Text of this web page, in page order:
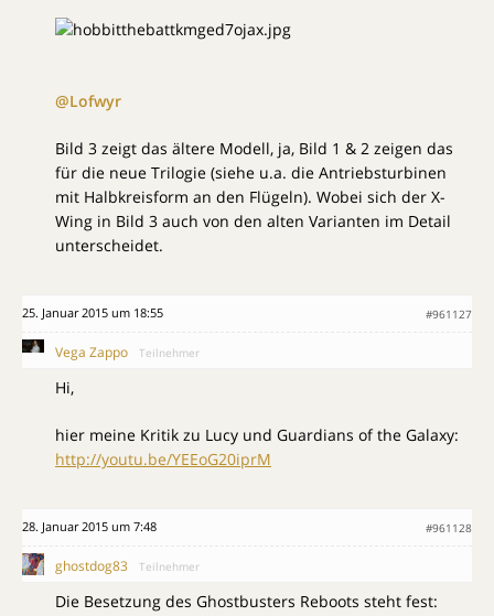
@Lofwyr
Bild 3 zeigt das ältere Modell, ja, Bild 1 & 2 zeigen das
für die neue Trilogie (siehe u.a. die Antriebsturbinen
mit Halbkreisform an den Flügeln). Wobei sich der X-
Wing in Bild 3 auch von den alten Varianten im Detail
unterscheidet.
25. Januar 2015 um 18:55 #961127
Vega Zappo Teilnehmer
Hi,
hier meine Kritik zu Lucy und Guardians of the Galaxy:
http://youtu.be/YEEoG20iprM
28. Januar 2015 um 7:48 #961128
ghostdog83 Teilnehmer
Die Besetzung des Ghostbusters Reboots steht fest: